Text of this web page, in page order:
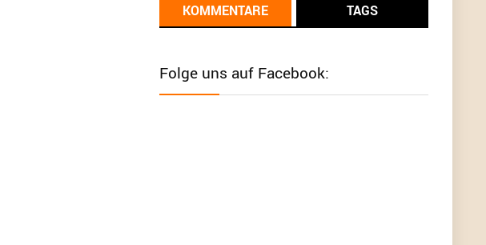
Günni 9/1/2022
meisten Deals sind Tagespreise!
KOMMENTARE TAGS
Folge uns auf Facebook: